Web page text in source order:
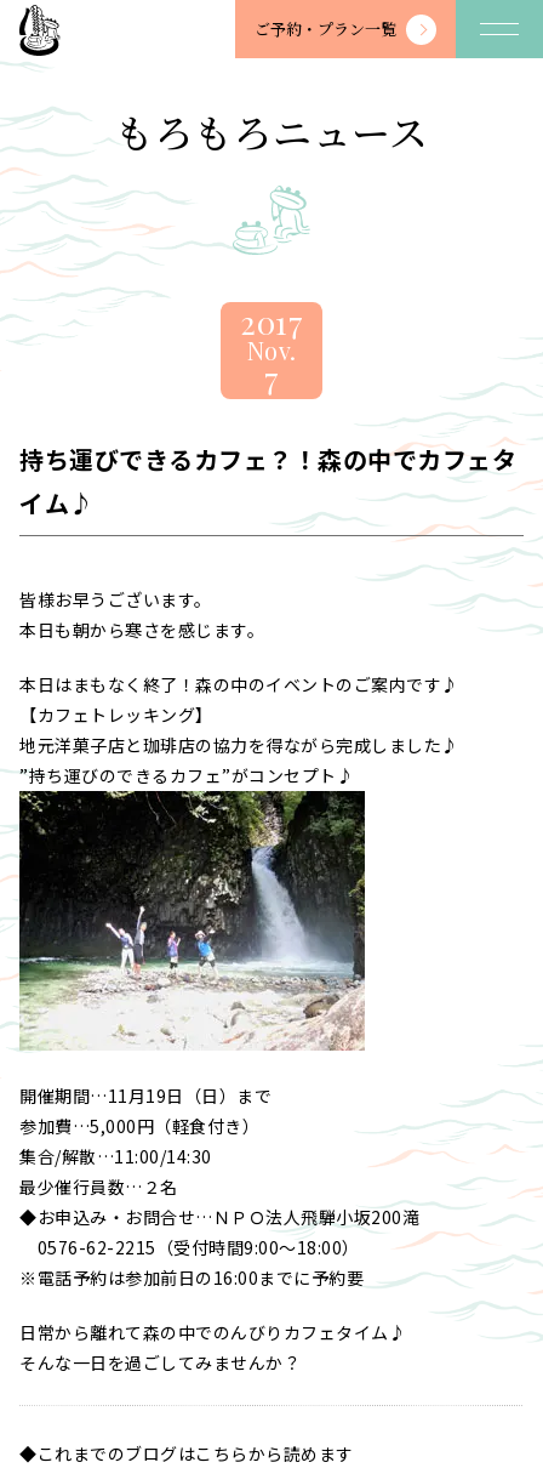
望
川
-
BOSENKAN
ご予約・ プラン一覧
もろもろニュース
2017
Nov.
7
持ち運びできるカフェ？！森の中でカフェタ
イム♪
皆様お早うございます。
本日も朝から寒さを感じます。
本日はまもなく終了！森の中のイベントのご案内です♪
【カフェトレッキング】
地元洋菓子店と珈琲店の協力を得ながら完成しました♪
”持ち運びのできるカフェ”がコンセプト♪
開催期間…11月19日（日）まで
参加費…5,000円（軽食付き）
集合/解散…11:00/14:30
最少催行員数…２名
◆お申込み・お問合せ…ＮＰＯ法人飛騨小坂200滝
0576-62-2215（受付時間9:00～18:00）
※電話予約は参加前日の16:00までに予約要
日常から離れて森の中でのんびりカフェタイム♪
そんな一日を過ごしてみませんか？
◆これまでのブログはこちらから読めます